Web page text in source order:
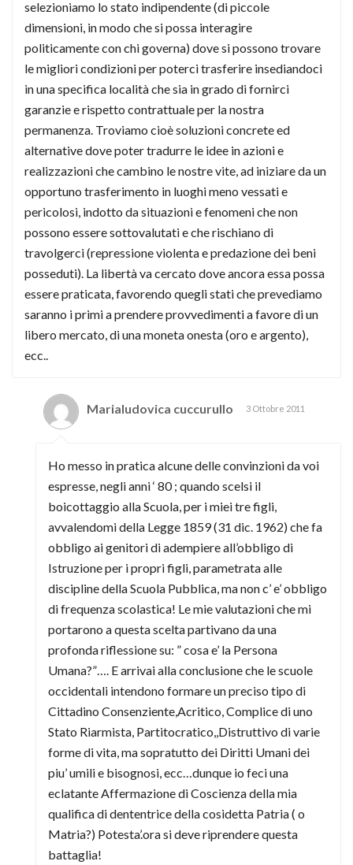
selezioniamo lo stato indipendente (di piccole
dimensioni, in modo che si possa interagire
politicamente con chi governa) dove si possono trovare
le migliori condizioni per poterci trasferire insediandoci
in una specifica località che sia in grado di fornirci
garanzie e rispetto contrattuale per la nostra
permanenza. Troviamo cioè soluzioni concrete ed
alternative dove poter tradurre le idee in azioni e
realizzazioni che cambino le nostre vite, ad iniziare da un
opportuno trasferimento in luoghi meno vessati e
pericolosi, indotto da situazioni e fenomeni che non
possono essere sottovalutati e che rischiano di
travolgerci (repressione violenta e predazione dei beni
posseduti). La libertà va cercato dove ancora essa possa
essere praticata, favorendo quegli stati che prevediamo
saranno i primi a prendere provvedimenti a favore di un
libero mercato, di una moneta onesta (oro e argento),
ecc..
Marialudovica cuccurullo 3 Ottobre 2011
Ho messo in pratica alcune delle convinzioni da voi
espresse, negli anni ‘ 80 ; quando scelsi il
boicottaggio alla Scuola, per i miei tre figli,
avvalendomi della Legge 1859 (31 dic. 1962) che fa
obbligo ai genitori di adempiere all’obbligo di
Istruzione per i propri figli, parametrata alle
discipline della Scuola Pubblica, ma non c’ e’ obbligo
di frequenza scolastica! Le mie valutazioni che mi
portarono a questa scelta partivano da una
profonda riflessione su: ” cosa e’ la Persona
Umana?”…. E arrivai alla conclusione che le scuole
occidentali intendono formare un preciso tipo di
Cittadino Consenziente,Acritico, Complice di uno
Stato Riarmista, Partitocratico,,Distruttivo di varie
forme di vita, ma sopratutto dei Diritti Umani dei
piu’ umili e bisognosi, ecc…dunque io feci una
eclatante Affermazione di Coscienza della mia
qualifica di dententrice della cosidetta Patria ( o
Matria?) Potesta’.ora si deve riprendere questa
battaglia!